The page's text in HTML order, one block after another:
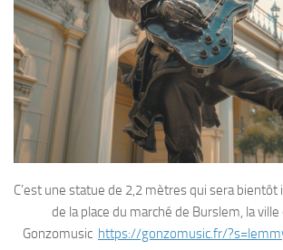
C’est une statue de 2,2 mètres qui sera bientôt
de la place du marché de Burslem, la
Gonzomusic https://gonzomusic.fr/